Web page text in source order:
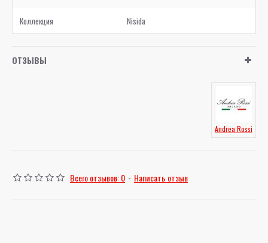
Коллекция Nisida
ОТЗЫВЫ
Andrea Rossi
Всего отзывов: 0 - Написать отзыв